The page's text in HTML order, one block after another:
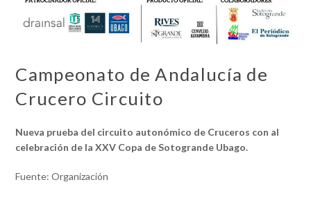
Campeonato de Andalucía de
Crucero Circuito
Nueva prueba del circuito autonómico de Cruceros con al
celebración de la XXV Copa de Sotogrande Ubago.
Fuente: Organización